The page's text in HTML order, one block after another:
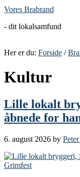
Vores Brabrand
- dit lokalsamfund
Her er du: Forside /
Kultur
Lille lokalt
åbnede for
6. august 2026 by